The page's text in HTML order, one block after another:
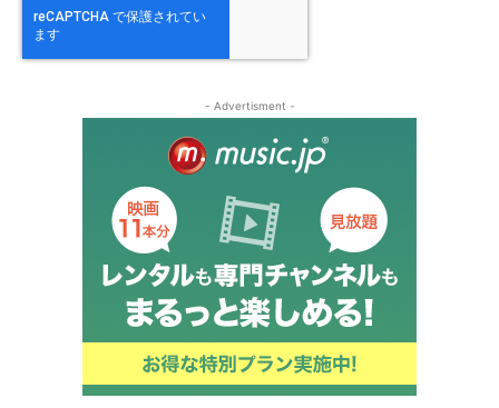
- Advertisment -